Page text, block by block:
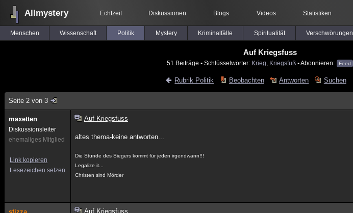
Allmystery Echtzeit Diskussionen Blogs Videos Statistiken
Menschen Wissenschaft Politik Mystery Kriminalfälle Spiritualität Verschwörungen
Auf Kriegsfuss
51 Beiträge ▪ Schlüsselwörter: Krieg Kriegsfuß ▪ Abonnieren: Feed
Rubrik Politik Beobachten Antworten Suchen
Seite 2 von 3
maxetten
Diskussionsleiter
ehemaliges Mitglied
Link kopieren
Lesezeichen setzen
Auf Kriegsfuss
altes thema-keine antworten...
Die Stunde des Siegers kommt für jeden irgendwann!!!
Legalize it...
Christen sind Mörder
Auf Kriegsfuss